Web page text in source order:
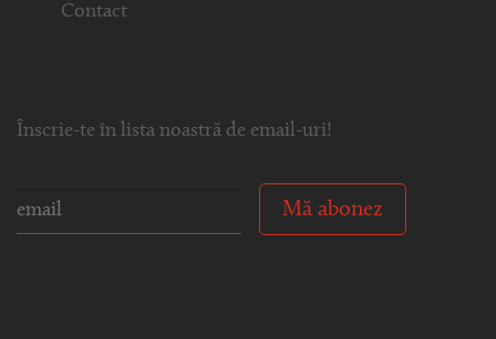
Contact
Înscrie-te în lista noastră de email-uri!
Mă abonez